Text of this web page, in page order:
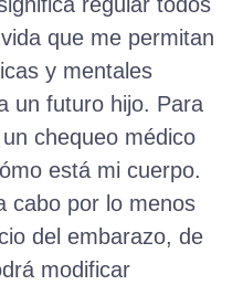
que me permitan
y mentales
un futuro hijo. Para
chequeo médico
está mi cuerpo.
cabo por lo menos
del embarazo, de
modificar